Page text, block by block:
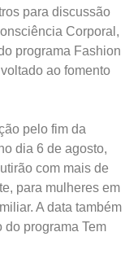
para discussão
Corporal,
programa Fashion
ao fomento
pelo fim da
dia 6 de agosto,
com mais de
para mulheres em
A data também
do programa Tem